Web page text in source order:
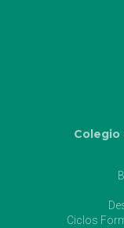
Colegio
Ciclos